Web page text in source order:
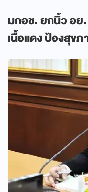
มกอช. ยกนิ้ว อย.
เนื้อแดง ป้องสุข